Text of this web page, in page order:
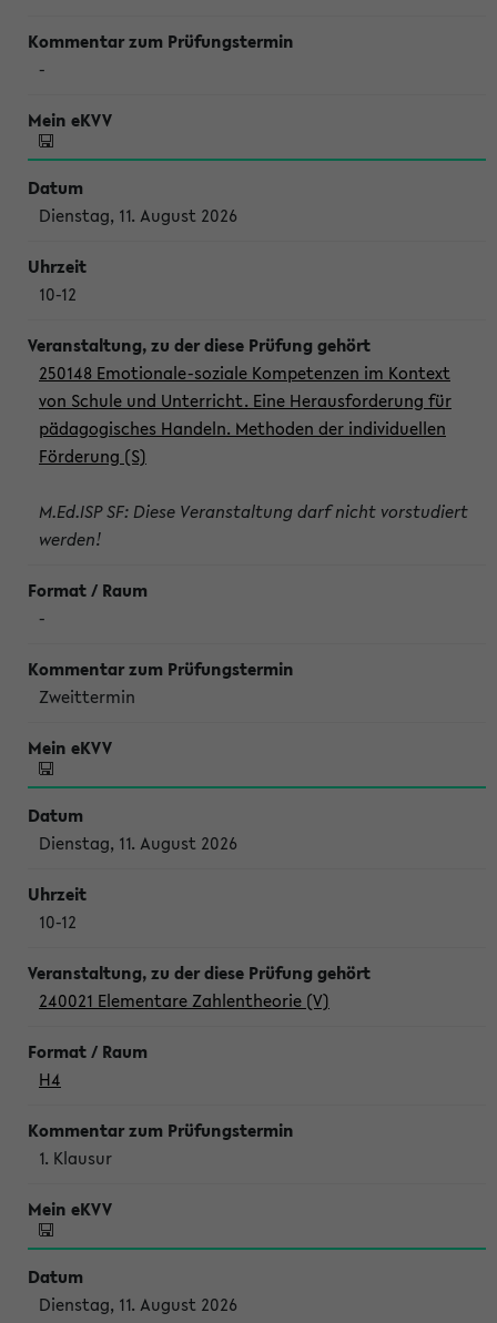
-
Dienstag, 11. August 2026
10-12
250148 Emotionale-soziale Kompetenzen im Kontext
von Schule und Unterricht. Eine Herausforderung für
pädagogisches Handeln. Methoden der individuellen
Förderung (S)
M.Ed.ISP SF: Diese Veranstaltung darf nicht vorstudiert
werden!
-
Zweittermin
Dienstag, 11. August 2026
10-12
240021 Elementare Zahlentheorie (V)
H4
1. Klausur
Dienstag, 11. August 2026